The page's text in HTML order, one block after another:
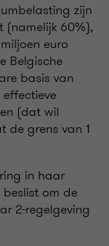
zijn
(namelijk 60%),
euro
Belgische
basis van
(dat wil
de grens van 1
in haar
om de
2-regelgeving